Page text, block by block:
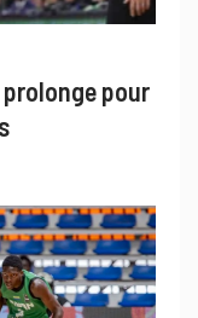
pour